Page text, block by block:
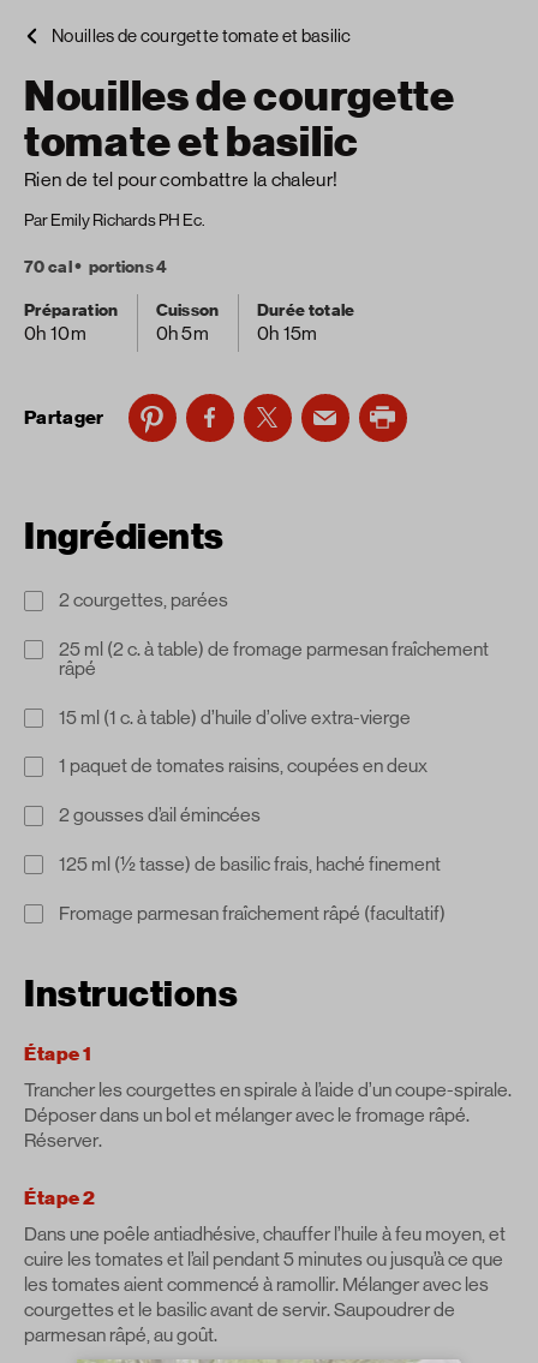
Nouilles de courgette tomate et basilic
Nouilles de courgette
tomate et basilic
Rien de tel pour combattre la chaleur!
Par Emily Richards PH Ec.
70 cal
portions 4
Préparation
0h 10m
Cuisson
0h 5m
Durée totale
0h 15m
Partager
Ingrédients
2 courgettes, parées
25 ml (2 c. à table) de fromage parmesan fraîchement
râpé
15 ml (1 c. à table) d’huile d’olive extra-vierge
1 paquet de tomates raisins, coupées en deux
2 gousses d’ail émincées
125 ml (½ tasse) de basilic frais, haché finement
Fromage parmesan fraîchement râpé (facultatif)
Instructions
Étape 1
Trancher les courgettes en spirale à l’aide d’un coupe-spirale.
Déposer dans un bol et mélanger avec le fromage râpé.
Réserver.
Étape 2
Dans une poêle antiadhésive, chauffer l’huile à feu moyen, et
cuire les tomates et l’ail pendant 5 minutes ou jusqu’à ce que
les tomates aient commencé à ramollir. Mélanger avec les
courgettes et le basilic avant de servir. Saupoudrer de
parmesan râpé, au goût.